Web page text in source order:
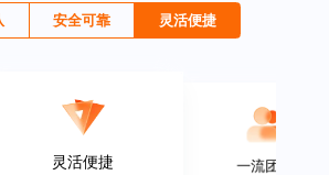
安全可靠 灵活便捷
灵活便捷 一流团队